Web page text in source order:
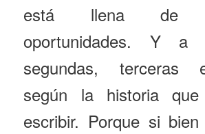
está llena de
oportunidades. Y a
segundas, terceras
según la historia que
escribir. Porque si